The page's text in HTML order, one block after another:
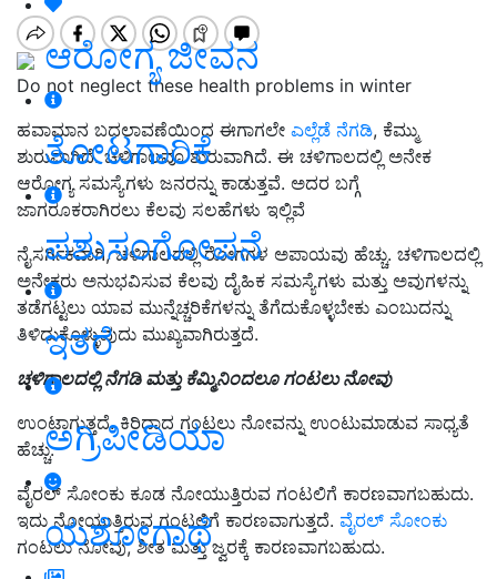
ಆರೋಗ್ಯ ಜೀವನ
ತೋಟಗಾರಿಕೆ
ಪಶುಸಂಗೋಪನೆ
ಇತರೆ
ಅಗ್ರಿಪೀಡಿಯಾ
ಯಶೋಗಾಥೆ
Do not neglect these health problems in winter
ಹವಾಮಾನ ಬದಲಾವಣೆಯಿಂದ ಈಗಾಗಲೇ ಎಲ್ಲೆಡೆ ನೆಗಡಿ, ಕೆಮ್ಮು
ಶುರುವಾಗಿದೆ. ಚಳಿಗಾಲವೂ ಶುರುವಾಗಿದೆ. ಈ ಚಳಿಗಾಲದಲ್ಲಿ ಅನೇಕ
ಆರೋಗ್ಯ ಸಮಸ್ಯೆಗಳು ಜನರನ್ನು ಕಾಡುತ್ತವೆ. ಅದರ ಬಗ್ಗೆ
ಜಾಗರೂಕರಾಗಿರಲು ಕೆಲವು ಸಲಹೆಗಳು ಇಲ್ಲಿವೆ
ನೈಸರ್ಗಿಕವಾಗಿ, ಚಳಿಗಾಲದಲ್ಲಿ ರೋಗಗಳ ಅಪಾಯವು ಹೆಚ್ಚು. ಚಳಿಗಾಲದಲ್ಲಿ
ಅನೇಕರು ಅನುಭವಿಸುವ ಕೆಲವು ದೈಹಿಕ ಸಮಸ್ಯೆಗಳು ಮತ್ತು ಅವುಗಳನ್ನು
ತಡೆಗಟ್ಟಲು ಯಾವ ಮುನ್ನೆಚ್ಚರಿಕೆಗಳನ್ನು ತೆಗೆದುಕೊಳ್ಳಬೇಕು ಎಂಬುದನ್ನು
ತಿಳಿದುಕೊಳ್ಳುವುದು ಮುಖ್ಯವಾಗಿರುತ್ತದೆ.
ಚಳಿಗಾಲದಲ್ಲಿ ನೆಗಡಿ ಮತ್ತು ಕೆಮ್ಮಿನಿಂದಲೂ ಗಂಟಲು ನೋವು
ಉಂಟಾಗುತ್ತದೆ. ಕಿರಿದಾದ ಗಂಟಲು ನೋವನ್ನು ಉಂಟುಮಾಡುವ ಸಾಧ್ಯತೆ
ಹೆಚ್ಚು.
ವೈರಲ್ ಸೋಂಕು ಕೂಡ ನೋಯುತ್ತಿರುವ ಗಂಟಲಿಗೆ ಕಾರಣವಾಗಬಹುದು.
ಇದು ನೋಯುತ್ತಿರುವ ಗಂಟಲಿಗೆ ಕಾರಣವಾಗುತ್ತದೆ. ವೈರಲ್ ಸೋಂಕು
ಗಂಟಲು ನೋವು, ಶೀತ ಮತ್ತು ಜ್ವರಕ್ಕೆ ಕಾರಣವಾಗಬಹುದು.